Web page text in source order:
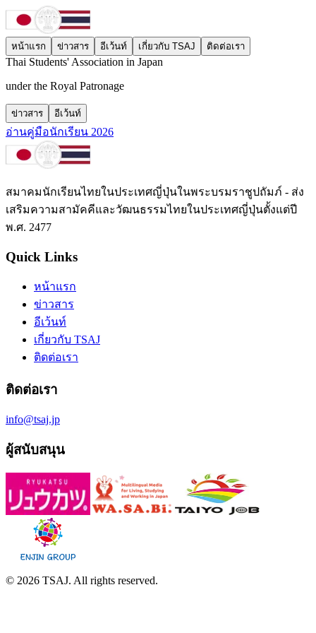
หน้าแรก ข่าวสาร อีเว้นท์ เกี่ยวกับ TSAJ ติดต่อเรา
Thai Students' Association in Japan
under the Royal Patronage
ข่าวสาร อีเว้นท์
อ่านคู่มือนักเรียน 2026
สมาคมนักเรียนไทยในประเทศญี่ปุ่นในพระบรมราชูปถัมภ์ - ส่ง
เสริมความสามัคคีและวัฒนธรรมไทยในประเทศญี่ปุ่นตั้งแต่ปี
พ.ศ. 2477
Quick Links
หน้าแรก
ข่าวสาร
อีเว้นท์
เกี่ยวกับ TSAJ
ติดต่อเรา
ติดต่อเรา
info@tsaj.jp
ผู้สนับสนุน
© 2026 TSAJ. All rights reserved.